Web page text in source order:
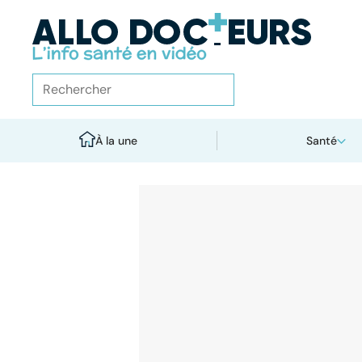
À la une Santé